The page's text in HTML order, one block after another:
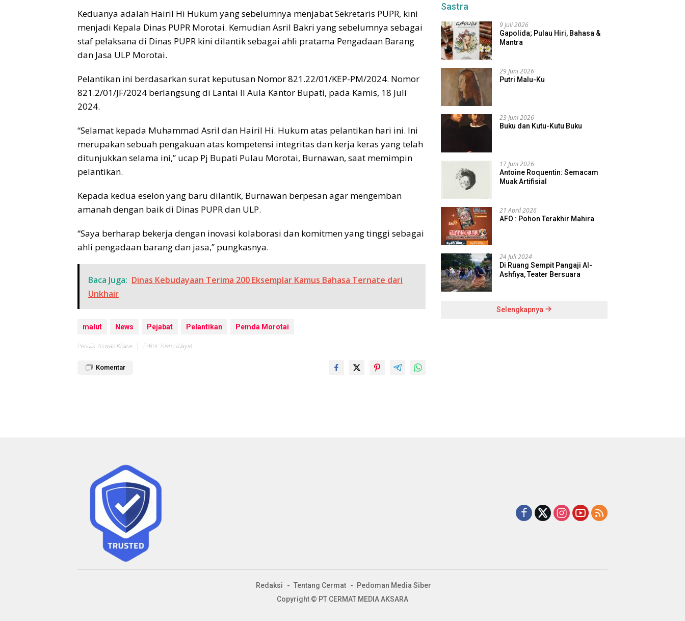
Keduanya adalah Hairil Hi Hukum yang sebelumnya menjabat Sekretaris PUPR, kini
menjadi Kepala Dinas PUPR Morotai. Kemudian Asril Bakri yang sebelumnya sebagai
staf pelaksana di Dinas PUPR kini dilantik sebagai ahli pratama Pengadaan Barang
dan Jasa ULP Morotai.
Pelantikan ini berdasarkan surat keputusan Nomor 821.22/01/KEP-PM/2024. Nomor
821.2/01/JF/2024 berlangsung di Lantai II Aula Kantor Bupati, pada Kamis, 18 Juli
2024.
“Selamat kepada Muhammad Asril dan Hairil Hi. Hukum atas pelantikan hari ini. Ini
merupakan sebuah pengakuan atas kompetensi integritas dan kerja keras yang telah
ditunjukkan selama ini,” ucap Pj Bupati Pulau Morotai, Burnawan, saat memimpin
pelantikan.
Kepada kedua eselon yang baru dilantik, Burnawan berpesan agar mengemban
amanah dengan baik di Dinas PUPR dan ULP.
“Saya berharap bekerja dengan inovasi kolaborasi dan komitmen yang tinggi sebagai
ahli pengadaan barang dan jasa,” pungkasnya.
Baca Juga: Dinas Kebudayaan Terima 200 Eksemplar Kamus Bahasa Ternate dari
Unkhair
malut News Pejabat Pelantikan Pemda Morotai
Penulis: Aswan Kharie Editor: Rian Hidayat
Komentar
Sastra
9 Juli 2026
Gapolida; Pulau Hiri, Bahasa &
Mantra
29 Juni 2026
Putri Malu-Ku
23 Juni 2026
Buku dan Kutu-Kutu Buku
17 Juni 2026
Antoine Roquentin: Semacam
Muak Artifisial
21 April 2026
AFO : Pohon Terakhir Mahira
24 Juli 2024
Di Ruang Sempit Pangaji Al-
Ashfiya, Teater Bersuara
Selengkapnya
Redaksi Tentang Cermat
Pedoman Media Siber
Copyright © PT CERMAT MEDIA AKSARA